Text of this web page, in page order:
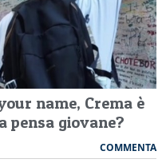
name, Crema è
pensa giovane?
COMMENTA